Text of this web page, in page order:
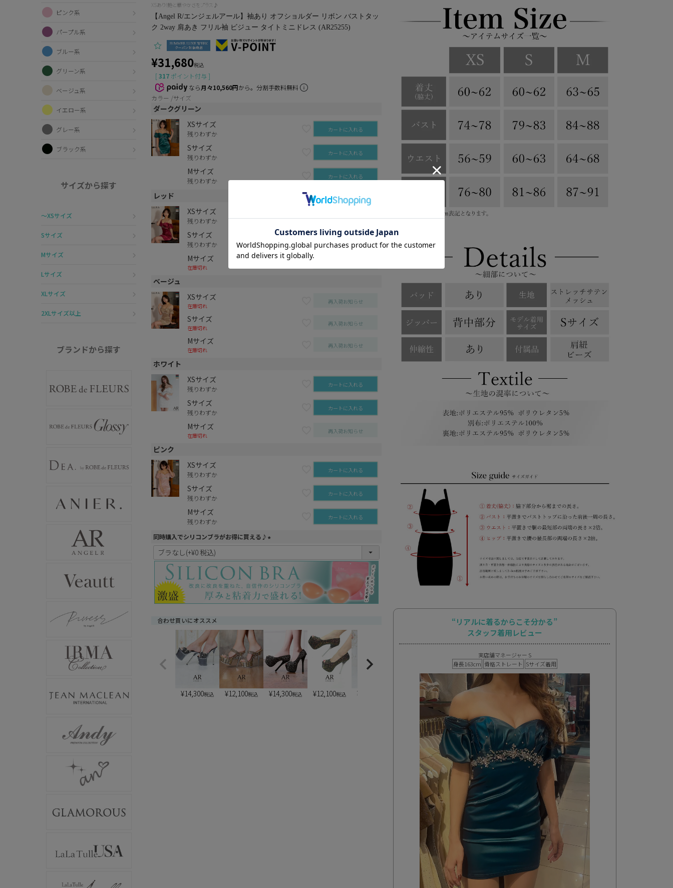
ピンク系
パープル系
ブルー系
グリーン系
ベージュ系
イエロー系
グレー系
ブラック系
サイズから探す
〜XSサイズ
Sサイズ
Mサイズ
Lサイズ
XLサイズ
2XLサイズ以上
ブランドから探す
XSあり!艶と華やかさをプラス♪
【Angel R/エンジェルアール】袖あり オフショルダー リボン バストタッ
ク 2way 肩あき フリル袖 ビジュー タイトミニドレス (AR25255)
¥31,680税込
[317 ポイント付与 ]
なら月々10,560円から。分割手数料無料
カラー
サイズ
ダークグリーン
XSサイズ
残りわずか カートに入れる
Sサイズ
残りわずか カートに入れる
Mサイズ
残りわずか カートに入れる
レッド
XSサイズ
残りわずか カートに入れる
Sサイズ
残りわずか
Mサイズ
在庫切れ
ベージュ
XSサイズ
在庫切れ
再入荷お知らせ
Sサイズ
在庫切れ
再入荷お知らせ
Mサイズ
在庫切れ
再入荷お知らせ
ホワイト
XSサイズ
残りわずか カートに入れる
Sサイズ
残りわずか カートに入れる
Mサイズ
在庫切れ
再入荷お知らせ
ピンク
XSサイズ
残りわずか カートに入れる
Sサイズ
残りわずか カートに入れる
Mサイズ
残りわずか カートに入れる
同時購入でシリコンブラがお得に買える♪
(
須
)
合わせ買いにオススメ
¥14,300税込 ¥12,100税込 ¥14,300税込 ¥12,100税込 ¥ 税込
“リアルに着るからこそ分かる”
スタッフ着用レビュー
実店舗マネージャー S
身長163cm 骨格ストレート Sサイズ着用